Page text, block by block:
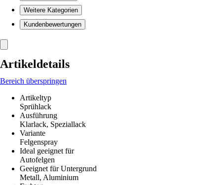
Weitere Kategorien
Kundenbewertungen
Artikeldetails
Bereich überspringen
Artikeltyp
Sprühlack
Ausführung
Klarlack, Speziallack
Variante
Felgenspray
Ideal geeignet für
Autofelgen
Geeignet für Untergrund
Metall, Aluminium